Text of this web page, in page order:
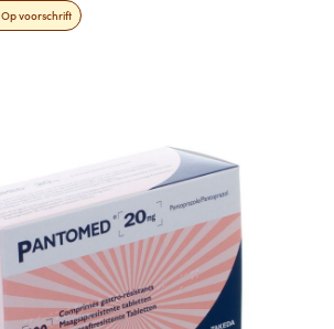
Op voorschrift